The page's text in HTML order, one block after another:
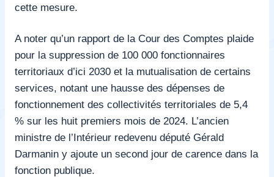
cette mesure.
A noter qu’un rapport de la Cour des Comptes plaide
pour la suppression de 100 000 fonctionnaires
territoriaux d’ici 2030 et la mutualisation de certains
services, notant une hausse des dépenses de
fonctionnement des collectivités territoriales de 5,4
% sur les huit premiers mois de 2024. L’ancien
ministre de l’Intérieur redevenu député Gérald
Darmanin y ajoute un second jour de carence dans la
fonction publique.